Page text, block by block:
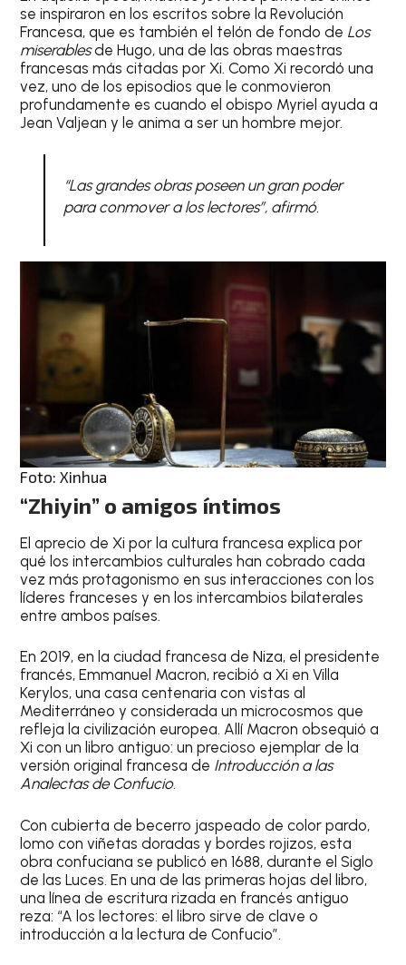
se inspiraron en los escritos sobre la Revolución
Francesa, que es también el telón de fondo de Los
miserablesde Hugo, una de las obras maestras
francesas más citadas por Xi. Como Xi recordó una
vez, uno de los episodios que le conmovieron
profundamente es cuando el obispo Myriel ayuda a
Jean Valjean y le anima a ser un hombre mejor.
“Las grandes obras poseen un gran poder
para conmover a los lectores”, afirmó.
Foto: Xinhua
“Zhiyin” o amigos íntimos
El aprecio de Xi por la cultura francesa explica por
qué los intercambios culturales han cobrado cada
vez más protagonismo en sus interacciones con los
líderes franceses y en los intercambios bilaterales
entre ambos países.
En 2019, en la ciudad francesa de Niza, el presidente
francés, Emmanuel Macron, recibió a Xi en Villa
Kerylos, una casa centenaria con vistas al
Mediterráneo y considerada un microcosmos que
refleja la civilización europea. Allí Macron obsequió a
Xi con un libro antiguo: un precioso ejemplar de la
versión original francesa de Introducción a las
Analectas de Confucio.
Con cubierta de becerro jaspeado de color pardo,
lomo con viñetas doradas y bordes rojizos, esta
obra confuciana se publicó en 1688, durante el Siglo
de las Luces. En una de las primeras hojas del libro,
una línea de escritura rizada en francés antiguo
reza: “A los lectores: el libro sirve de clave o
introducción a la lectura de Confucio”.